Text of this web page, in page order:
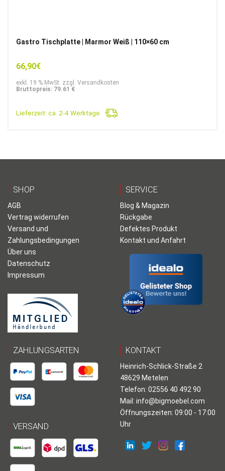
Gastro Tischplatte | Marmor Weiß | 110×60 cm
66,90€
exkl. 19 % MwSt. zzgl. Versandkosten
Bruttopreis: 79.61 €
Lieferzeit: ca. 2-4 Werktage
SHOP
AGB
Vertrag widerrufen
Versand und
Zahlungsbedingungen
Über uns
Datenschutz
Impressum
SERVICE
Blog & Magazin
Rückgabe
Defektes Produkt
Kontakt und Anfahrt
ZAHLUNGSARTEN
VERSAND
KONTAKT
Heinrich-Schlick-Straße 2
48629 Metelen
Telefon: 02556 40 492 90
Mail: info@bigmoebel.com
Öffnungszeiten: 09:00 - 17:00
Uhr